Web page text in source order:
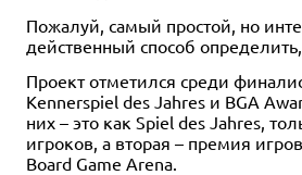
Пожалуй, самый простой, но
действенный способ
Проект отметился среди
Kennerspiel des Jahres и BGA
них – это как Spiel des Jahres,
игроков, а вторая – премия
Board Game Arena.